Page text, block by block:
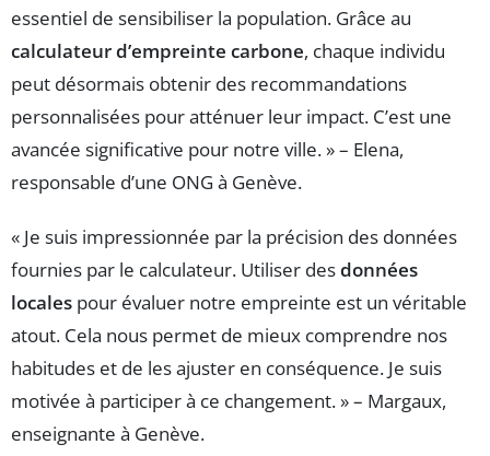
essentiel de sensibiliser la population. Grâce au
calculateur d’empreinte carbone, chaque individu
peut désormais obtenir des recommandations
personnalisées pour atténuer leur impact. C’est une
avancée significative pour notre ville. » – Elena,
responsable d’une ONG à Genève.
« Je suis impressionnée par la précision des données
fournies par le calculateur. Utiliser desdonnées
locales pour évaluer notre empreinte est un véritable
atout. Cela nous permet de mieux comprendre nos
habitudes et de les ajuster en conséquence. Je suis
motivée à participer à ce changement. » – Margaux,
enseignante à Genève.